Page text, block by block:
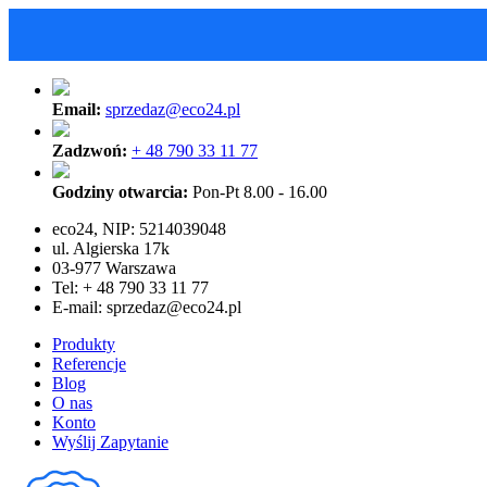
Email: sprzedaz@eco24.pl
Zadzwoń: + 48 790 33 11 77
Godziny otwarcia: Pon-Pt 8.00 - 16.00
eco24, NIP: 5214039048
ul. Algierska 17k
03-977 Warszawa
Tel: + 48 790 33 11 77
E-mail: sprzedaz@eco24.pl
Produkty
Referencje
Blog
O nas
Konto
Wyślij Zapytanie